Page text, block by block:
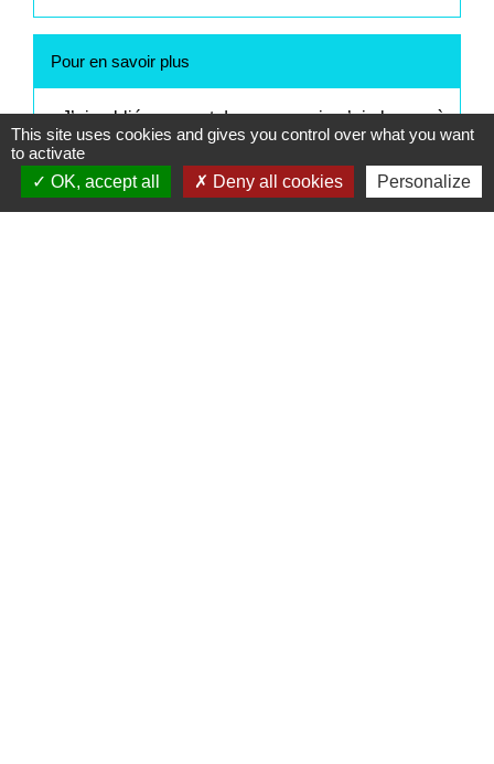
Pour en savoir plus
J’ai oublié mon mot de passe ou je n’ai plus accès
à mon adresse mail open_in_new
Caisse des dépôts et consignations (CDC)
Comment signaler une escroquerie sur Mon
This site uses cookies and gives you control over what you want
to activate
OK, accept all
Deny all cookies Personalize